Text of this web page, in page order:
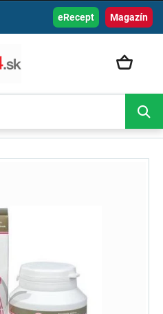
Magazín
eRecept